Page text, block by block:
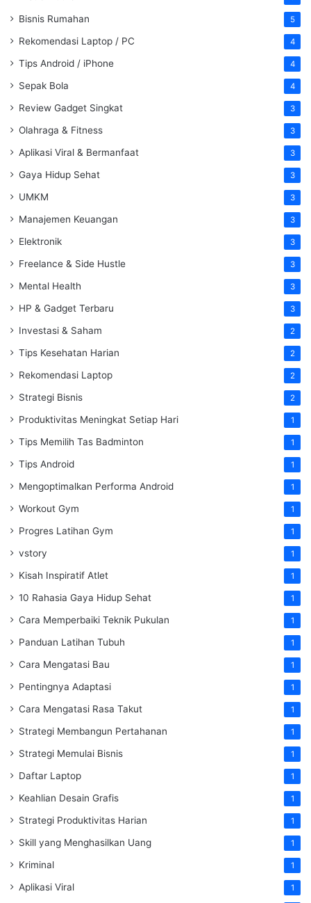
Bisnis Rumahan 5
Rekomendasi Laptop / PC 4
Tips Android / iPhone 4
Sepak Bola 4
Review Gadget Singkat 3
Olahraga & Fitness 3
Aplikasi Viral & Bermanfaat 3
Gaya Hidup Sehat 3
UMKM 3
Manajemen Keuangan 3
Elektronik 3
Freelance & Side Hustle 3
Mental Health 3
HP & Gadget Terbaru 3
Investasi & Saham 2
Tips Kesehatan Harian 2
Rekomendasi Laptop 2
Strategi Bisnis 2
Produktivitas Meningkat Setiap Hari 1
Tips Memilih Tas Badminton 1
Tips Android 1
Mengoptimalkan Performa Android 1
Workout Gym 1
Progres Latihan Gym 1
vstory 1
Kisah Inspiratif Atlet 1
10 Rahasia Gaya Hidup Sehat 1
Cara Memperbaiki Teknik Pukulan 1
Panduan Latihan Tubuh 1
Cara Mengatasi Bau 1
Pentingnya Adaptasi 1
Cara Mengatasi Rasa Takut 1
Strategi Membangun Pertahanan 1
Strategi Memulai Bisnis 1
Daftar Laptop 1
Keahlian Desain Grafis 1
Strategi Produktivitas Harian 1
Skill yang Menghasilkan Uang 1
Kriminal 1
Aplikasi Viral 1